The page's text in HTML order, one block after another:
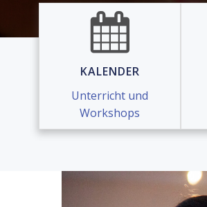
KALENDER
Unterricht und
Workshops